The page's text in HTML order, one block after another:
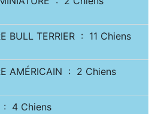
BULL TERRIER : 11 Chiens
AMÉRICAIN : 2 Chiens
: 4 Chiens